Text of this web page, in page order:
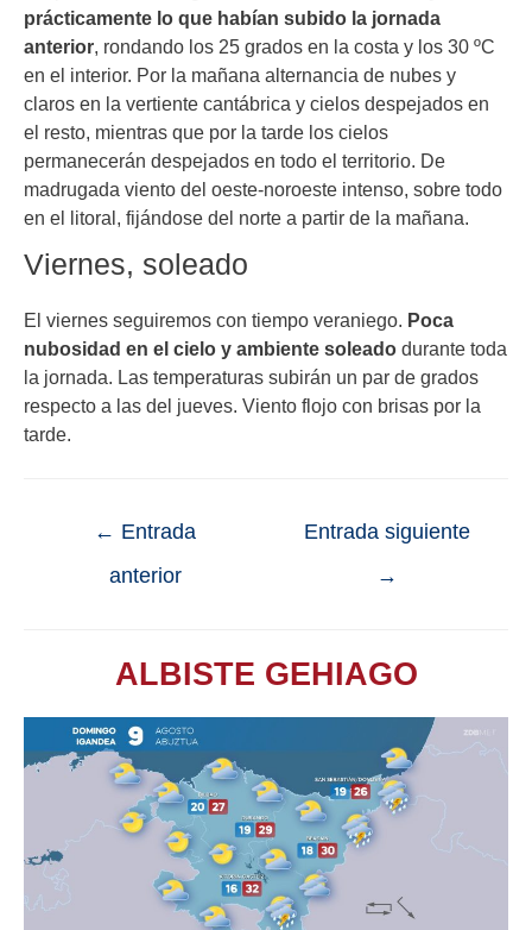
prácticamente lo que habían subido la jornada
anterior, rondando los 25 grados en la costa y los 30 ºC
en el interior. Por la mañana alternancia de nubes y
claros en la vertiente cantábrica y cielos despejados en
el resto, mientras que por la tarde los cielos
permanecerán despejados en todo el territorio. De
madrugada viento del oeste-noroeste intenso, sobre todo
en el litoral, fijándose del norte a partir de la mañana.
Viernes, soleado
El viernes seguiremos con tiempo veraniego. Poca
nubosidad en el cielo y ambiente soleado durante toda
la jornada. Las temperaturas subirán un par de grados
respecto a las del jueves. Viento flojo con brisas por la
tarde.
← Entrada
anterior
Entrada siguiente
→
ALBISTE GEHIAGO